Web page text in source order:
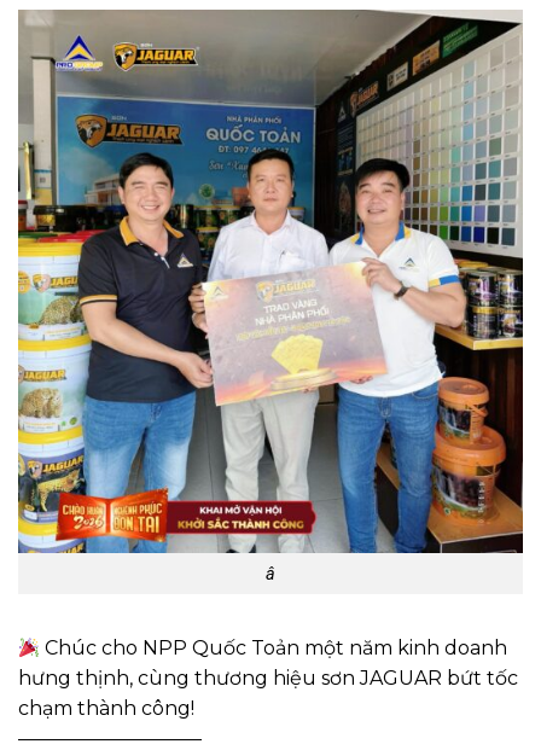
â
Chúc cho NPP Quốc Toản một năm kinh doanh
hưng thịnh, cùng thương hiệu sơn JAGUAR bứt tốc
chạm thành công!
—————————–